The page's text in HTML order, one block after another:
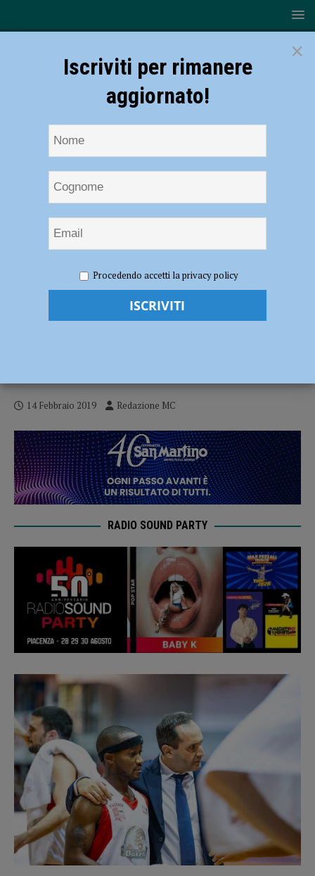
Bakery vuole tornare a vincere, ma attenzione al talento di Forlì che ha
inserito DiLiegro” AUDIO
Di Carlo “la Bakery vuole tornare a
14 Febbraio 2019 Redazione MC
RADIO SOUND PARTY
×
Iscriviti per rimanere
aggiornato!
Procedendo accetti la privacy policy